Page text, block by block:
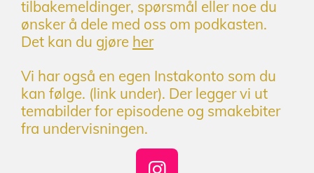
tilbakemeldinger, spørsmål eller noe du
ønsker å dele med oss om podkasten.
Det kan du gjøre her
Vi har også en egen Instakonto som du
kan følge. (link under). Der legger vi ut
temabilder for episodene og smakebiter
fra undervisningen.